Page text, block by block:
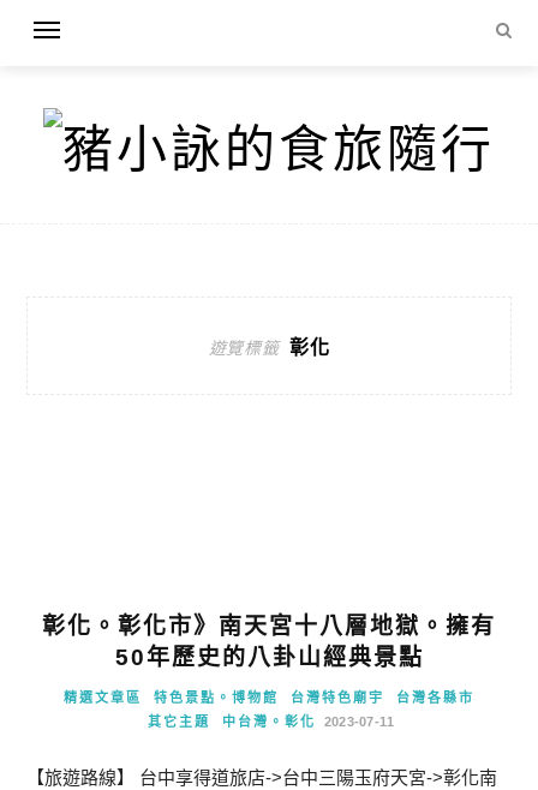
遊覽標籤 彰化
彰化。彰化市》南天宮十八層地獄。擁有
50年歷史的八卦山經典景點
精選文章區 特色景點。博物館 台灣特色廟宇
台灣各縣市
其它主題
中台灣。彰化 2023-07-11
【旅遊路線】 台中享得道旅店->台中三陽玉府天宮->彰化南